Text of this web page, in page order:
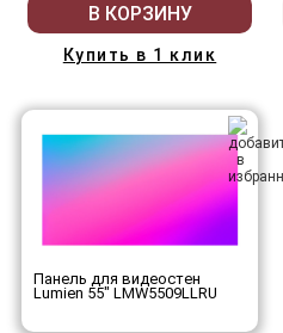
В КОРЗИНУ
Купить в 1 клик
Панель для видеостен
Lumien 55" LMW5509LLRU